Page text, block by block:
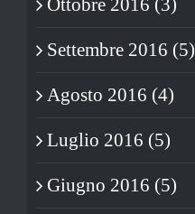
Ottobre 2016 (3)
Settembre 2016 (5)
Agosto 2016 (4)
Luglio 2016 (5)
Giugno 2016 (5)